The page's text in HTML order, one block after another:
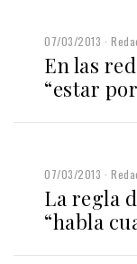
07/03/2013
En las
“estar
07/03/2013
La regla
“habla